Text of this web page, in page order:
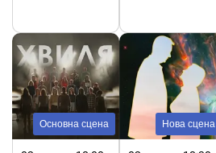
Основна сцена Нова сцена